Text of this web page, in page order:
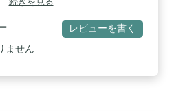
火の粉が付着しても燃え広がら
レビューを書く
ません